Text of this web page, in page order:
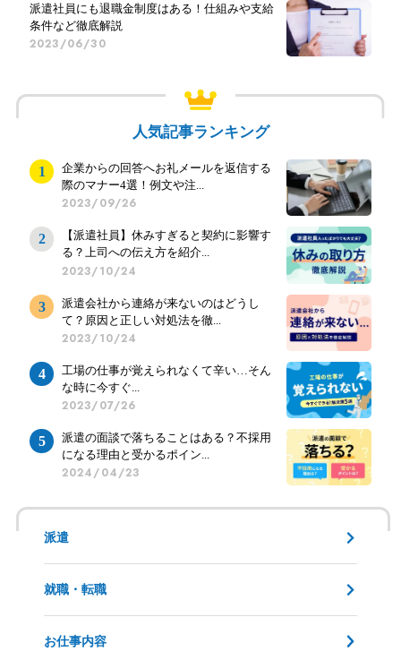
派遣社員にも退職金制度はある！仕組みや支給
条件など徹底解説
2023/06/30
人気記事ランキング
企業からの回答へお礼メールを返信する
際のマナー4選！例文や注...
2023/09/26
【派遣社員】休みすぎると契約に影響す
る？上司への伝え方を紹介...
2023/10/24
派遣会社から連絡が来ないのはどうし
て？原因と正しい対処法を徹...
2023/10/24
工場の仕事が覚えられなくて辛い…そん
な時に今すぐ...
2023/07/26
派遣の面談で落ちることはある？不採用
になる理由と受かるポイン...
2024/04/23
派遣
就職・転職
お仕事内容